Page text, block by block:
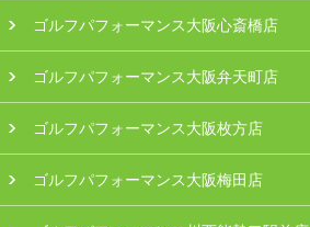
ゴルフパフォーマンス大阪心斎橋店
ゴルフパフォーマンス大阪弁天町店
ゴルフパフォーマンス大阪枚方店
ゴルフパフォーマンス大阪梅田店